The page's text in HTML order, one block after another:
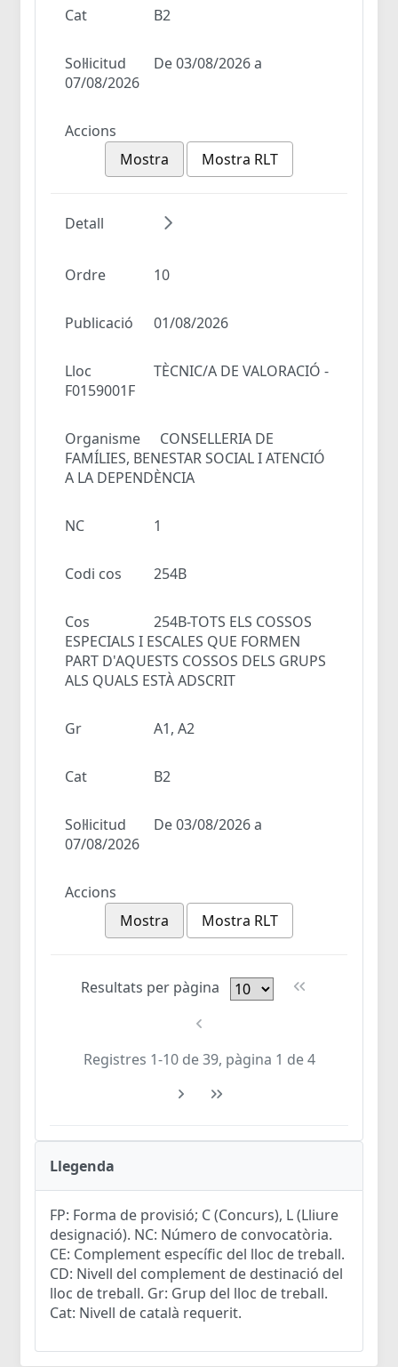
Cat B2
Sol·licitud
De 03/08/2026 a
07/08/2026
Accions
Mostra
Mostra RLT
Detall
Ordre 10
Publicació 01/08/2026
Lloc
TÈCNIC/A DE VALORACIÓ -
F0159001F
Organisme
CONSELLERIA DE
FAMÍLIES, BENESTAR SOCIAL I ATENCIÓ
A LA DEPENDÈNCIA
NC 1
Codi cos 254B
Cos
254B-TOTS ELS COSSOS
ESPECIALS I ESCALES QUE FORMEN
PART D'AQUESTS COSSOS DELS GRUPS
ALS QUALS ESTÀ ADSCRIT
Gr A1, A2
Cat B2
Sol·licitud
De 03/08/2026 a
07/08/2026
Accions
Mostra
Mostra RLT
Resultats per pàgina
Registres 1-10 de 39, pàgina 1 de 4
Llegenda
FP: Forma de provisió; C (Concurs), L (Lliure
designació). NC: Número de convocatòria.
CE: Complement específic del lloc de treball.
CD: Nivell del complement de destinació del
lloc de treball. Gr: Grup del lloc de treball.
Cat: Nivell de català requerit.